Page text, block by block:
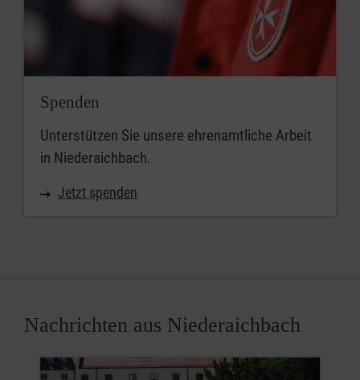
Spenden
Unterstützen Sie unsere ehrenamtliche Arbeit
in Niederaichbach.
Jetzt spenden
Nachrichten aus Niederaichbach